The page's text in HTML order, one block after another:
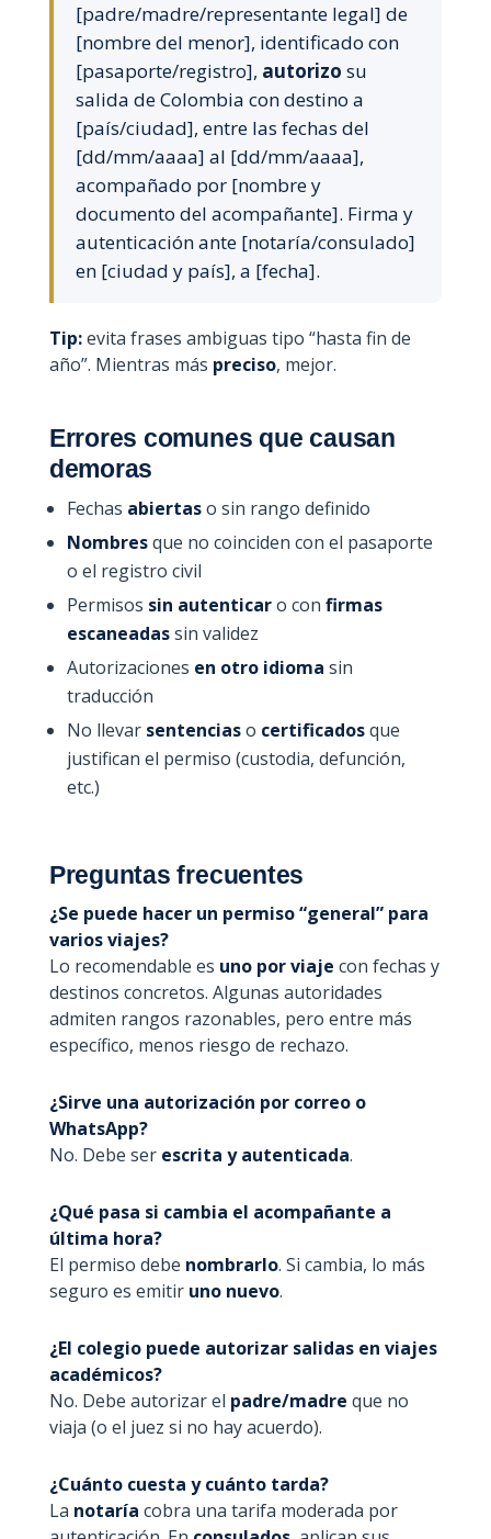
[padre/madre/representante legal] de
[nombre del menor], identificado con
[pasaporte/registro], autorizo su
salida de Colombia con destino a
[país/ciudad], entre las fechas del
[dd/mm/aaaa] al [dd/mm/aaaa],
acompañado por [nombre y
documento del acompañante]. Firma y
autenticación ante [notaría/consulado]
en [ciudad y país], a [fecha].
Tip:evita frases ambiguas tipo “hasta fin de
año”. Mientras más preciso, mejor.
Errores comunes que causan
demoras
Fechas abiertaso sin rango definido
Nombresque no coinciden con el pasaporte
o el registro civil
Permisos sin autenticaro con firmas
escaneadassin validez
Autorizaciones en otro idioma sin
traducción
No llevar sentenciaso certificadosque
justifican el permiso (custodia, defunción,
etc.)
Preguntas frecuentes
¿Se puede hacer un permiso “general” para
varios viajes?
Lo recomendable es uno por viaje con fechas y
destinos concretos. Algunas autoridades
admiten rangos razonables, pero entre más
específico, menos riesgo de rechazo.
¿Sirve una autorización por correo o
WhatsApp?
No. Debe ser escrita y autenticada.
¿Qué pasa si cambia el acompañante a
última hora?
El permiso debe nombrarlo. Si cambia, lo más
seguro es emitir uno nuevo.
¿El colegio puede autorizar salidas en viajes
académicos?
No. Debe autorizar el padre/madre que no
viaja (o el juez si no hay acuerdo).
¿Cuánto cuesta y cuánto tarda?
La notaría cobra una tarifa moderada por